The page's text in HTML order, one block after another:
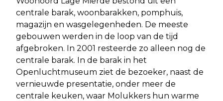
centrale barak, woonbarakken, pomphuis,
magazijn en wasgelegenheden. De meeste
gebouwen werden in de loop van de tijd
afgebroken. In 2001 resteerde zo alleen nog de
centrale barak. In de barak in het
Openluchtmuseum ziet de bezoeker, naast de
vernieuwde presentatie, onder meer de
centrale keuken, waar Molukkers hun warme